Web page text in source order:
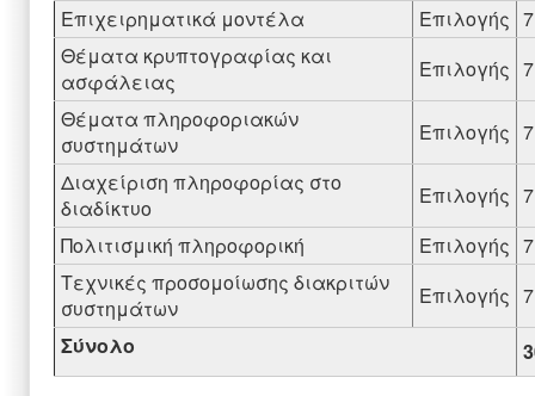
Επιχειρηματικά μοντέλα
Επιλογής
Θέματα κρυπτογραφίας και
ασφάλειας
Επιλογής
Θέματα πληροφοριακών
συστημάτων
Επιλογής
Διαχείριση πληροφορίας στο
διαδίκτυο
Επιλογής
Πολιτισμική πληροφορική
Επιλογής
Τεχνικές προσομοίωσης διακριτών
συστημάτων
Επιλογής
Σύνολο